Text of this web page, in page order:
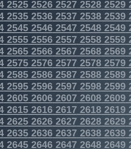
25252526252725282529
25352536253725382539
25452546254725482549
25552556255725582559
256525662567 25682569
257525762577 25782579
258525862587 25882589
25952596259725982599
26052606260726082609
261526162617 26182619
262526262627 26282629
263526362637 26382639
264526462647 26482649